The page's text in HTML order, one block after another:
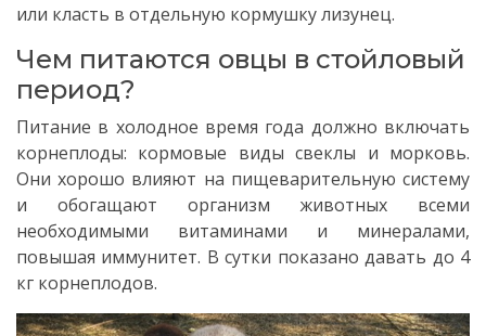
или класть в отдельную кормушку лизунец.
Чем питаются овцы в стойловый
период?
Питание в холодное время года должно включать
корнеплоды: кормовые виды свеклы и морковь.
Они хорошо влияют на пищеварительную систему
и обогащают организм животных всеми
необходимыми витаминами и минералами,
повышая иммунитет. В сутки показано давать до 4
кг корнеплодов.